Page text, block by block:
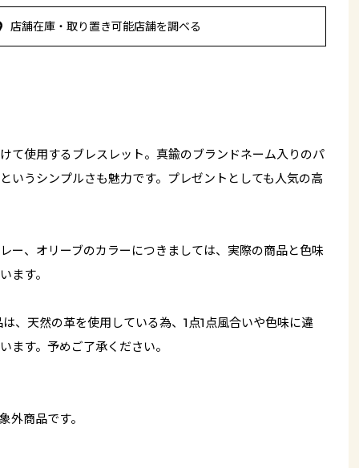
店舗在庫・取り置き可能店舗を調べる
て使用するブレスレット。真鍮のブランドネーム入りのパ
いうシンプルさも魅力です。プレゼントとしても人気の高
ー、オリーブのカラーにつきましては、実際の商品と色味
ます。
、天然の革を使用している為、1点1点風合いや色味に違
ます。予めご了承ください。
外商品です。